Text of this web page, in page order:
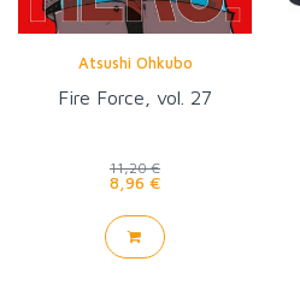
Atsushi Ohkubo
Fire Force, vol. 27
11,20 €
8,96 €